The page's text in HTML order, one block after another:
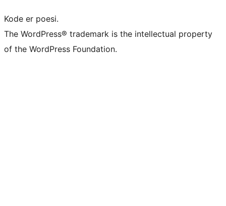
Kode er poesi.
The WordPress® trademark is the intellectual property
of the WordPress Foundation.